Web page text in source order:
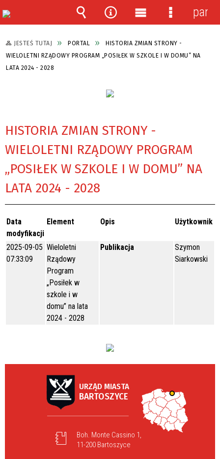
JESTEŚ TUTAJ PORTAL
HISTORIA ZMIAN STRONY -
WIELOLETNI RZĄDOWY PROGRAM „POSIŁEK W SZKOLE I W DOMU” NA
LATA 2024 - 2028
HISTORIA ZMIAN STRONY -
WIELOLETNI RZĄDOWY PROGRAM
„POSIŁEK W SZKOLE I W DOMU” NA
LATA 2024 - 2028
Data
modyfikacji
Element Opis Użytkownik
2025-09-05
07:33:09
Wieloletni
Rządowy
Program
„Posiłek w
szkole i w
domu” na lata
2024 - 2028
Publikacja
Szymon
Siarkowski
URZĄD MIASTA
BARTOSZYCE
Boh. Monte Cassino 1,
11-200 Bartoszyce
Wyszukiwarka
Narzędzia
Menu
główne
Menu
panel